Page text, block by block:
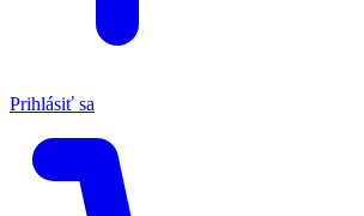
Prihlásiť sa